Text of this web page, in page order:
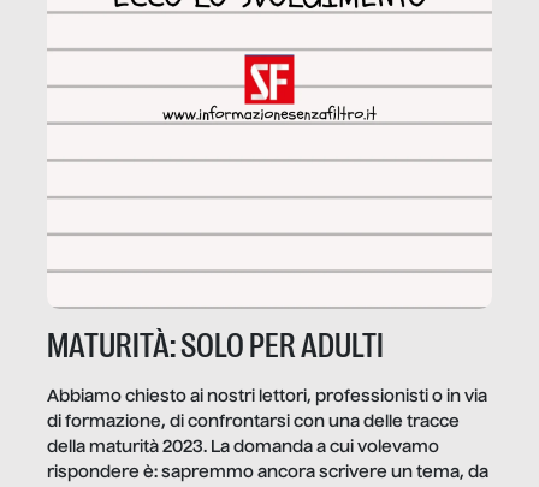
MATURITÀ: SOLO PER ADULTI
Abbiamo chiesto ai nostri lettori, professionisti o in via
di formazione, di confrontarsi con una delle tracce
della maturità 2023. La domanda a cui volevamo
rispondere è: sapremmo ancora scrivere un tema, da